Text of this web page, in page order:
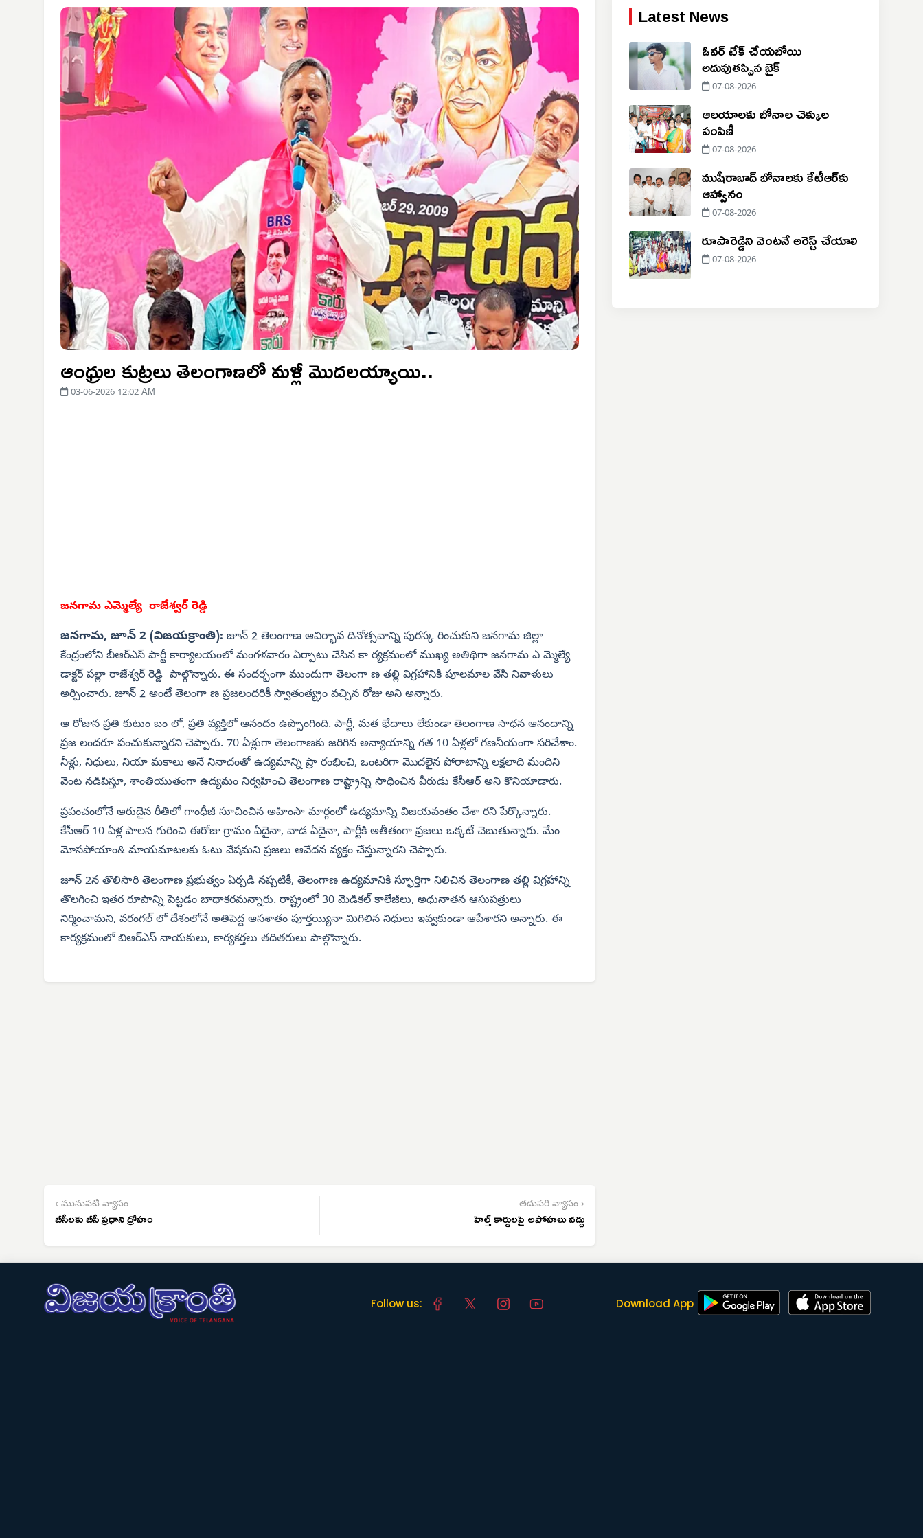
ఆంధ్రుల కుట్రలు తెలంగాణలో మళ్లీ మొదలయ్యాయి..
03-06-2026 12:02 AM
జనగామ ఎమ్మెల్యే రాజేశ్వర్ రెడ్డి
జనగామ, జూన్ 2 (విజయక్రాంతి): జూన్ 2 తెలంగాణ ఆవిర్భావ దినోత్సవాన్ని పురస్క రించుకుని జనగామ జిల్లా
కేంద్రంలోని బీఆర్‌ఎస్ పార్టీ కార్యాలయంలో మంగళవారం ఏర్పాటు చేసిన కా ర్యక్రమంలో ముఖ్య అతిథిగా జనగామ ఎ మ్మెల్యే
డాక్టర్ పల్లా రాజేశ్వర్ రెడ్డి పాల్గొన్నారు. ఈ సందర్భంగా ముందుగా తెలంగా ణ తల్లి విగ్రహానికి పూలమాల వేసి నివాళులు
అర్పించారు. జూన్ 2 అంటే తెలంగా ణ ప్రజలందరికీ స్వాతంత్య్రం వచ్చిన రోజు అని అన్నారు.
ఆ రోజున ప్రతి కుటుం బం లో, ప్రతి వ్యక్తిలో ఆనందం ఉప్పొంగింది. పార్టీ, మత భేదాలు లేకుండా తెలంగాణ సాధన ఆనందాన్ని
ప్రజ లందరూ పంచుకున్నారని చెప్పారు. 70 ఏళ్లుగా తెలంగాణకు జరిగిన అన్యాయాన్ని గత 10 ఏళ్లలో గణనీయంగా సరిచేశాం.
నీళ్లు, నిధులు, నియా మకాలు అనే నినాదంతో ఉద్యమాన్ని ప్రా రంభించి, ఒంటరిగా మొదలైన పోరాటాన్ని లక్షలాది మందిని
వెంట నడిపిస్తూ, శాంతియుతంగా ఉద్యమం నిర్వహించి తెలంగాణ రాష్ట్రాన్ని సాధించిన వీరుడు కేసీఆర్ అని కొనియాడారు.
ప్రపంచంలోనే అరుదైన రీతిలో గాంధీజీ సూచించిన అహింసా మార్గంలో ఉద్యమాన్ని విజయవంతం చేశా రని పేర్కొన్నారు.
కేసీఆర్ 10 ఏళ్ల పాలన గురించి ఈరోజు గ్రామం ఏదైనా, వాడ ఏదైనా, పార్టీకి అతీతంగా ప్రజలు ఒక్కటే చెబుతున్నారు. మేం
మోసపోయాం& మాయమాటలకు ఓటు వేషమని ప్రజలు ఆవేదన వ్యక్తం చేస్తున్నారని చెప్పారు.
జూన్ 2న తొలిసారి తెలంగాణ ప్రభుత్వం ఏర్పడి నప్పటికీ, తెలంగాణ ఉద్యమానికి స్ఫూర్తిగా నిలిచిన తెలంగాణ తల్లి విగ్రహాన్ని
తొలగించి ఇతర రూపాన్ని పెట్టడం బాధాకరమన్నారు. రాష్ట్రంలో 30 మెడికల్ కాలేజీలు, అధునాతన ఆసుపత్రులు
నిర్మించామని, వరంగల్ లో దేశంలోనే అతిపెద్ద ఆసశాతం పూర్తయ్యినా మిగిలిన నిధులు ఇవ్వకుండా ఆపేశారని అన్నారు. ఈ
కార్యక్రమంలో బిఆర్‌ఎస్ నాయకులు, కార్యకర్తలు తదితరులు పాల్గొన్నారు.
‹ మునుపటి వ్యాసం
బీసీలకు బీసీ ప్రధాని ద్రోహం
తదుపరి వ్యాసం ›
హెల్త్ కార్డులపై అపోహలు వద్దు
Latest News
ఓవర్ టేక్ చేయబోయి
అదుపుతప్పిన బైక్
07-08-2026
ఆలయాలకు బోనాల చెక్కుల
పంపిణీ
07-08-2026
ముషీరాబాద్ బోనాలకు కేటీఆర్‌కు
ఆహ్వానం
07-08-2026
రూపారెడ్డిని వెంటనే అరెస్ట్ చేయాలి
07-08-2026
Follow us: Download App